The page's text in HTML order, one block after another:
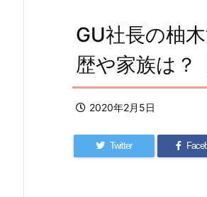
GU社長の柚
歴や家族は？
2020年2月5日
Twitter